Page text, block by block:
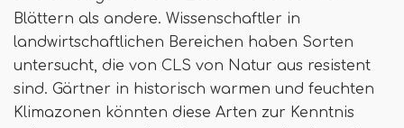
Blättern als andere. Wissenschaftler in
landwirtschaftlichen Bereichen haben Sorten
untersucht, die von CLS von Natur aus resistent
sind. Gärtner in historisch warmen und feuchten
Klimazonen könnten diese Arten zur Kenntnis